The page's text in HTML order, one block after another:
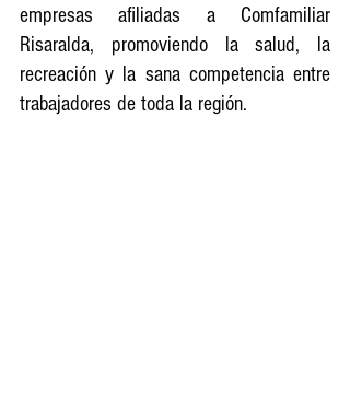
empresas afiliadas a Comfamiliar
Risaralda, promoviendo la salud, la
recreación y la sana competencia entre
trabajadores de toda la región.